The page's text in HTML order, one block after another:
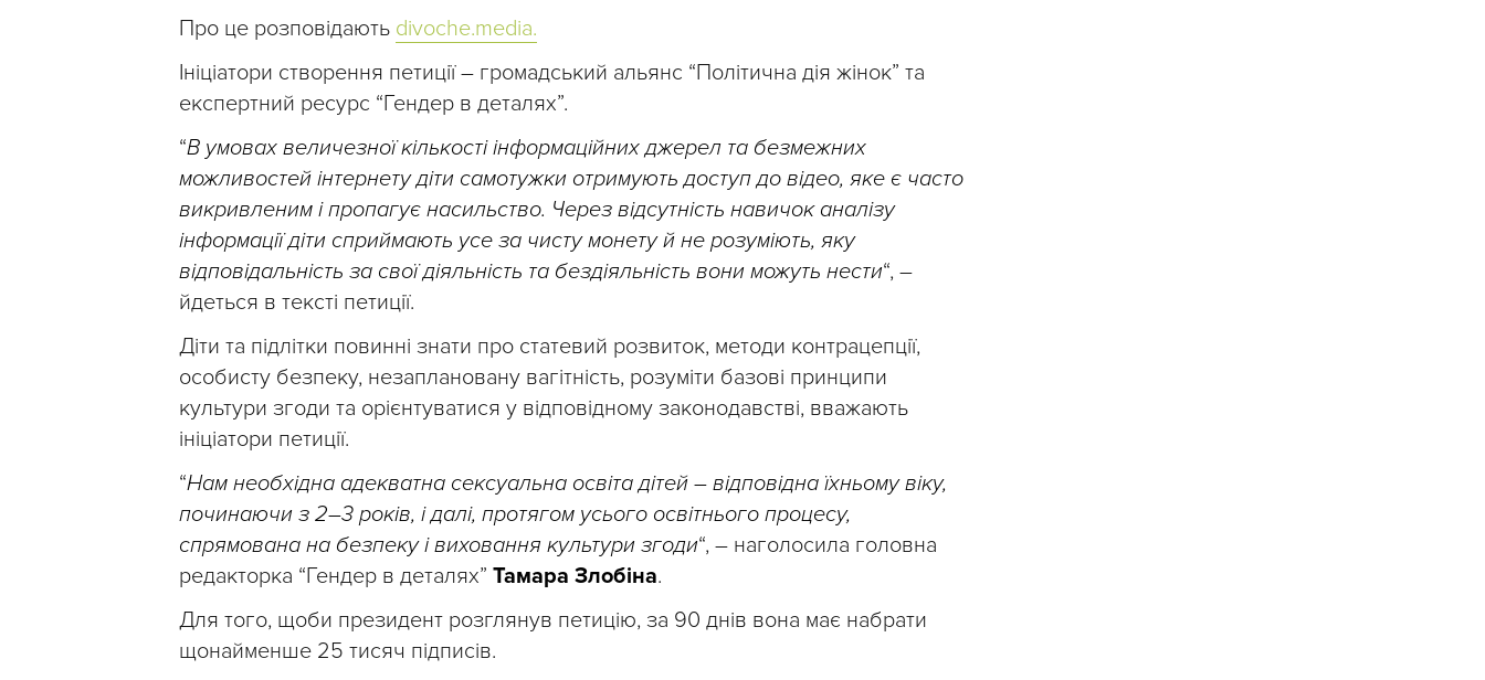
Про це розповідають divoche.media.
Ініціатори створення петиції – громадський альянс “Політична дія жінок” та
експертний ресурс “Гендер в деталях”.
“В умовах величезної кількості інформаційних джерел та безмежних
можливостей інтернету діти самотужки отримують доступ до відео, яке є часто
викривленим і пропагує насильство. Через відсутність навичок аналізу
інформації діти сприймають усе за чисту монету й не розуміють, яку
відповідальність за свої діяльність та бездіяльність вони можуть нести“, –
йдеться в тексті петиції.
Діти та підлітки повинні знати про статевий розвиток, методи контрацепції,
особисту безпеку, незаплановану вагітність, розуміти базові принципи
культури згоди та орієнтуватися у відповідному законодавстві, вважають
ініціатори петиції.
“Нам необхідна адекватна сексуальна освіта дітей – відповідна їхньому віку,
починаючи з 2–3 років, і далі, протягом усього освітнього процесу,
спрямована на безпеку і виховання культури згоди“, – наголосила головна
редакторка “Гендер в деталях” Тамара Злобіна.
Для того, щоби президент розглянув петицію, за 90 днів вона має набрати
щонайменше 25 тисяч підписів.